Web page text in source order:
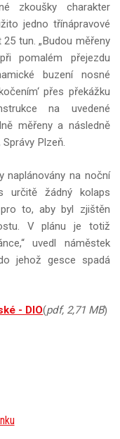
zkoušky charakter
jedno třínápravové
tun. „Budou měřeny
pomalém přejezdu
buzení nosné
přes překážku
na uvedené
měřeny a následně
Správy Plzeň.
naplánovány na noční
určitě žádný kolaps
to, aby byl zjištěn
V plánu je totiž
uvedl náměstek
jehož gesce spadá
- DIO(pdf, 2,71 MB)